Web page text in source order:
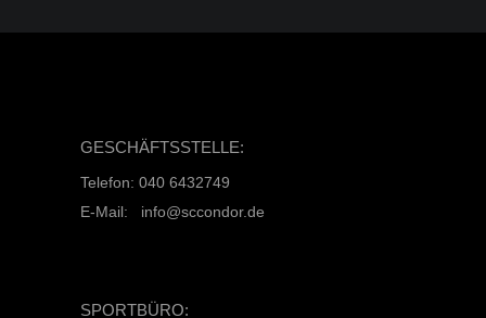
GESCHÄFTSSTELLE:
Telefon: 040 6432749
E-Mail: info@sccondor.de
SPORTBÜRO: